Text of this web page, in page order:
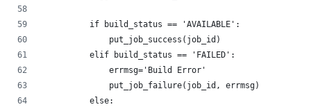
          if build_status == 'AVAILABLE':
              put_job_success(job_id)
          elif build_status == 'FAILED':
              errmsg='Build Error'
              put_job_failure(job_id, errmsg)
          else: